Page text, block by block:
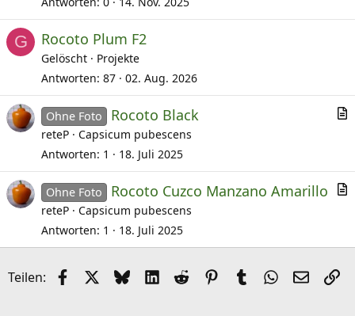
i
G Rocoto Plum F2
Gelöscht
Projekte
Antworten 87 02. Aug. 2026
i
Ohne Foto Rocoto Black
reteP
Capsicum pubescens
Antworten 1 18. Juli 2025
i
Ohne Foto Rocoto Cuzco Manzano Amarillo
reteP
Capsicum pubescens
Antworten 1 18. Juli 2025
Teilen: FacebookX (Twitter)
BlueskyLinkedIn
Reddit Pinterest
Tumblr WhatsApp
E-Mail